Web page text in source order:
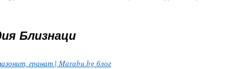
Близнаци
гранат | Marabu.bg блог